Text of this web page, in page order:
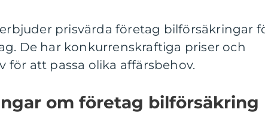
erbjuder prisvärda företag bilförsäkringar
De har konkurrenskraftiga priser och
att passa olika affärsbehov.
om företag bilförsäkring